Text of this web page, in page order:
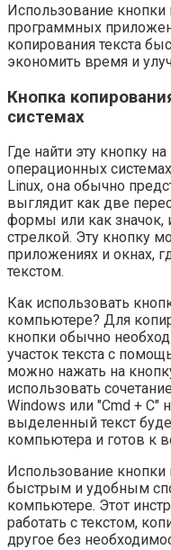
Использование кнопки
программных
копирования текста
экономить время и
Кнопка
системах
Где найти эту кнопку
операционных
Linux, она обычно
выглядит как две
формы или как значок,
стрелкой. Эту кнопку
приложениях и окнах,
текстом.
Как использовать
компьютере? Для
кнопки обычно
участок текста с
можно нажать на
использовать
Windows или "Cmd + C"
выделенный текст
компьютера и готов к
Использование кнопки
быстрым и удобным
компьютере. Этот
работать с текстом,
другое без